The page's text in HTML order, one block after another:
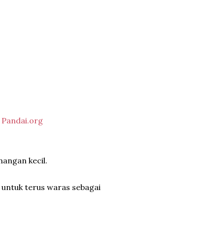
Pandai.org
kecil.
terus waras sebagai